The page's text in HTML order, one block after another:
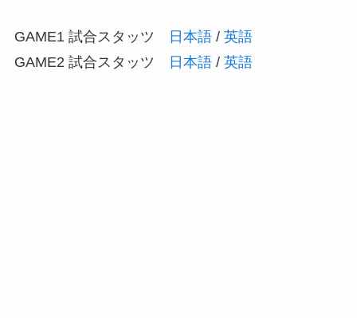
GAME1 試合スタッツ 日本語/ 英語
GAME2 試合スタッツ
日本語/ 英語